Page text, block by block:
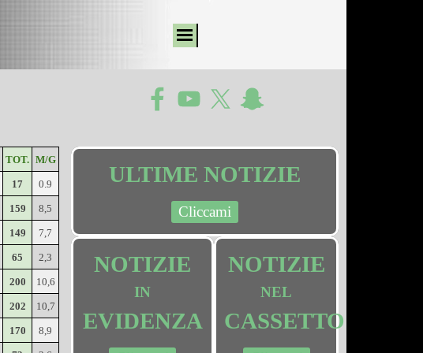
TOT. M/G
17 0.9
159 8,5
149 7,7
65 2,3
200 10,6
202 10,7
170 8,9
ULTIME NOTIZIE
Cliccami
NOTIZIE
IN
EVIDENZA
NOTIZIE
NEL
CASSETTO